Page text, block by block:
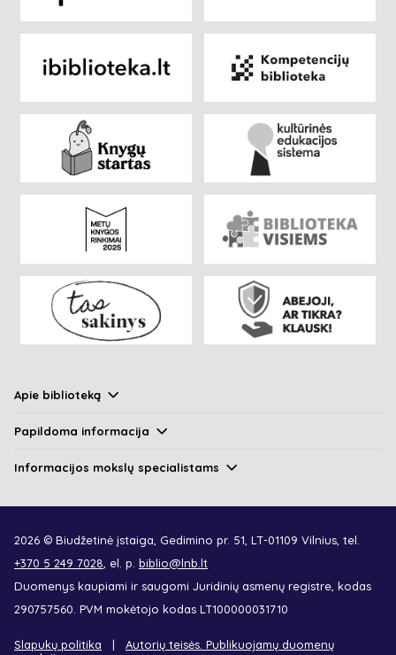
Apie biblioteką
Papildoma informacija
Informacijos mokslų specialistams
2026 © Biudžetinė įstaiga, Gedimino pr. 51, LT-01109 Vilnius, tel.
+370 5 249 7028, el. p. biblio@lnb.lt
Duomenys kaupiami ir saugomi Juridinių asmenų registre, kodas
290757560. PVM mokėtojo kodas LT100000031710
Slapukų politika
Autorių teisės. Publikuojamų duomenų